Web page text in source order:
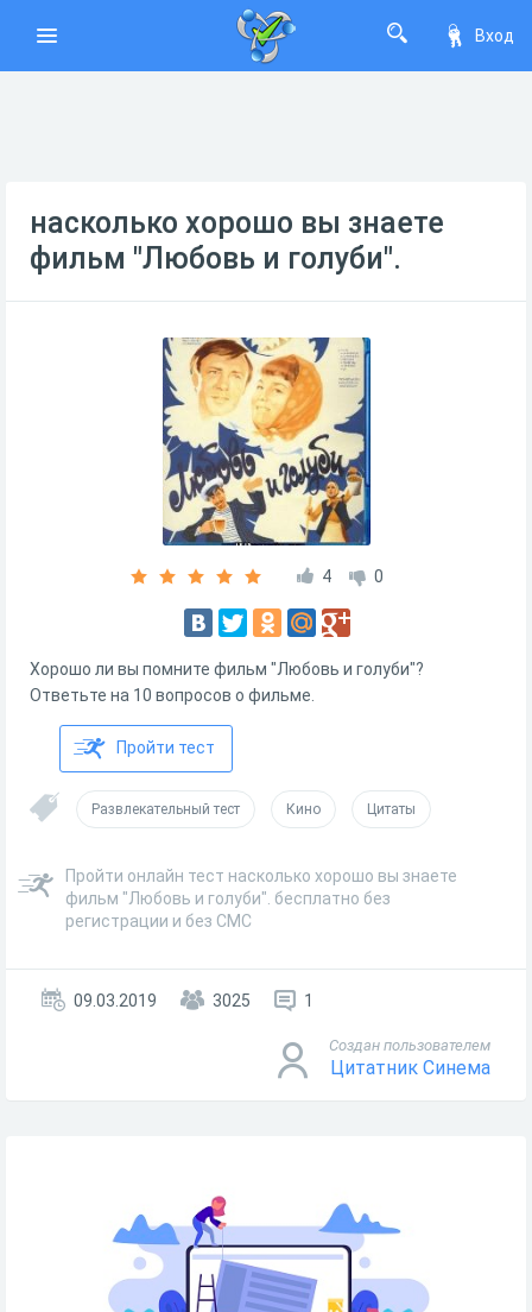
Вход
насколько хорошо вы знаете
фильм "Любовь и голуби".
4 0
Хорошо ли вы помните фильм "Любовь и голуби"?
Ответьте на 10 вопросов о фильме.
Пройти тест
Развлекательный тест Кино Цитаты
Пройти онлайн тест насколько хорошо вы знаете
фильм "Любовь и голуби". бесплатно без
регистрации и без СМС
09.03.2019 3025 1
Создан пользователем
Цитатник Синема